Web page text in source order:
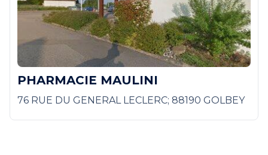
PHARMACIE MAULINI
76 RUE DU GENERAL LECLERC; 88190 GOLBEY